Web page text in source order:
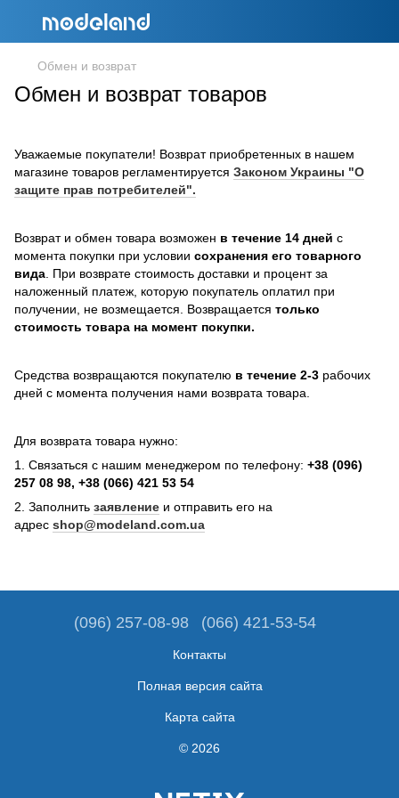
Обмен и возврат
Обмен и возврат товаров
Уважаемые покупатели! Возврат приобретенных в нашем
магазине товаров регламентируется Законом Украины "О
защите прав потребителей".
Возврат и обмен товара возможен в течение 14 дней с
момента покупки при условии сохранения его товарного
вида . При возврате стоимость доставки и процент за
наложенный платеж, которую покупатель оплатил при
получении, не возмещается. Возвращается только
стоимость товара на момент покупки.
Средства возвращаются покупателю в течение 2-3 рабочих
дней с момента получения нами возврата товара.
Для возврата товара нужно:
1. Связаться с нашим менеджером по телефону: +38 (096)
257 08 98, +38 (066) 421 53 54
2. Заполнить заявление и отправить его на
адрес shop@modeland.com.ua
(096) 257-08-98 (066) 421-53-54
Контакты
Полная версия сайта
Карта сайта
© 2026